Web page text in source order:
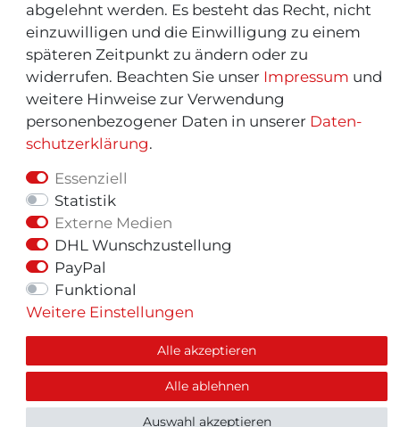
abgelehnt werden. Es besteht das Recht, nicht
einzuwilligen und die Einwilligung zu einem
späteren Zeitpunkt zu ändern oder zu
widerrufen. Beachten Sie unser Impressum und
weitere Hinweise zur Verwendung
personenbezogener Daten in unserer Daten­
schutz­erklärung.
Essenziell
Statistik
Externe Medien
DHL Wunschzustellung
PayPal
Funktional
Weitere Einstellungen
Alle akzeptieren
Alle ablehnen
Auswahl akzeptieren
© Copyright 2026 | Alle Rechte vorbehalten.